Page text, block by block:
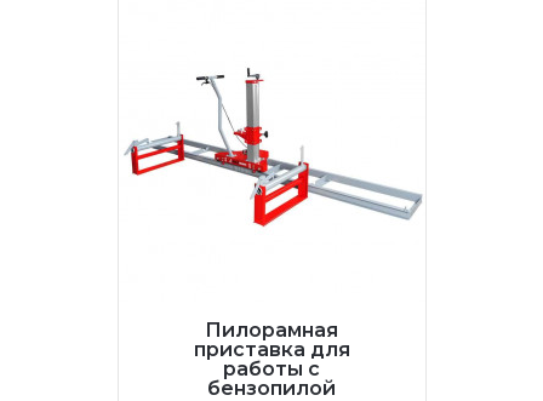
Пилорамная
приставка для
работы с
бензопилой